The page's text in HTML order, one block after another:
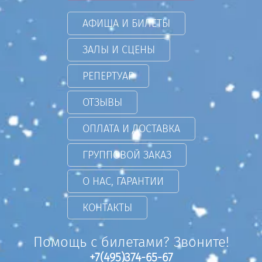
АФИША И БИЛЕТЫ
ЗАЛЫ И СЦЕНЫ
РЕПЕРТУАР
ОТЗЫВЫ
ОПЛАТА И ДОСТАВКА
ГРУППОВОЙ ЗАКАЗ
О НАС, ГАРАНТИИ
КОНТАКТЫ
Помощь с билетами? Звоните!
+7(495)374-65-67